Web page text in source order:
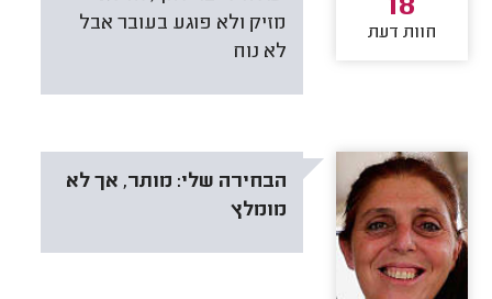
מזיק ולא פוגע בעובר אבל
לא נוח
18
חוות דעת
הבחירה שלי: מותר, אך לא
מומלץ